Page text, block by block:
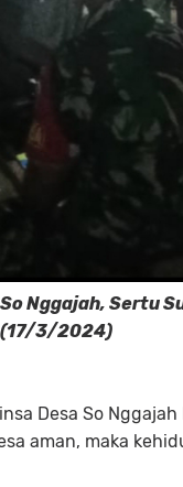
Nggajah, Sertu
(17/3/2024)
Desa So
aman, maka